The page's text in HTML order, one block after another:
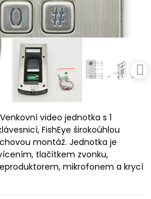
video jednotka s 1
FishEye širokoúhlou
montáž. Jednotka je
tlačítkem zvonku,
mikrofonem a krycí